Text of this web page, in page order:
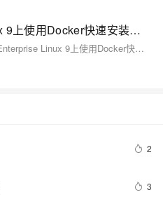
在Red Hat Enterprise Linux 9上使用Docker快速安装并部署
通过以上步骤，你可以在Red Hat Enterprise Linux 9上使用Docker快速安装并部署RocketMQ。这种方法不仅简化了安装过程，还提供了一个灵活的环境来管理和扩展消息队列系统。RocketMQ作为一款高性能的分布式消息系统，通过Docker可以实现快速部署和高效管理。
2
3